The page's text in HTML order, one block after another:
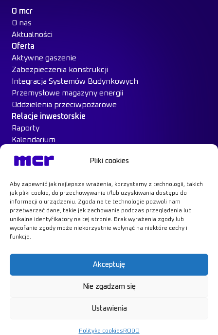
Pliki cookies
Aby zapewnić jak najlepsze wrażenia, korzystamy z technologii, takich
jak pliki cookie, do przechowywania i/lub uzyskiwania dostępu do
informacji o urządzeniu. Zgoda na te technologie pozwoli nam
przetwarzać dane, takie jak zachowanie podczas przeglądania lub
unikalne identyfikatory na tej stronie. Brak wyrażenia zgody lub
wycofanie zgody może niekorzystnie wpłynąć na niektóre cechy i
funkcje.
Akceptuję
Nie zgadzam się
Ustawienia
Polityka cookies RODO
O mcr
O nas
Aktualności
Oferta
Aktywne gaszenie
Zabezpieczenia konstrukcji
Integracja Systemów Budynkowych
Przemysłowe magazyny energii
Oddzielenia przeciwpożarowe
Relacje inwestorskie
Raporty
Kalendarium
Materiały inwestorskie
Case Study
Kontakt
Dowiedz się więcej
NoMonday